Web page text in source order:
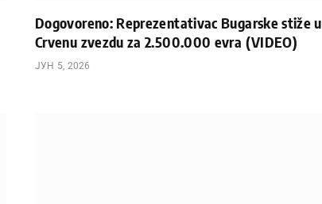
Dogovoreno: Reprezentativac Bugarske stiže u
Crvenu zvezdu za 2.500.000 evra (VIDEO)
ЈУН 5, 2026